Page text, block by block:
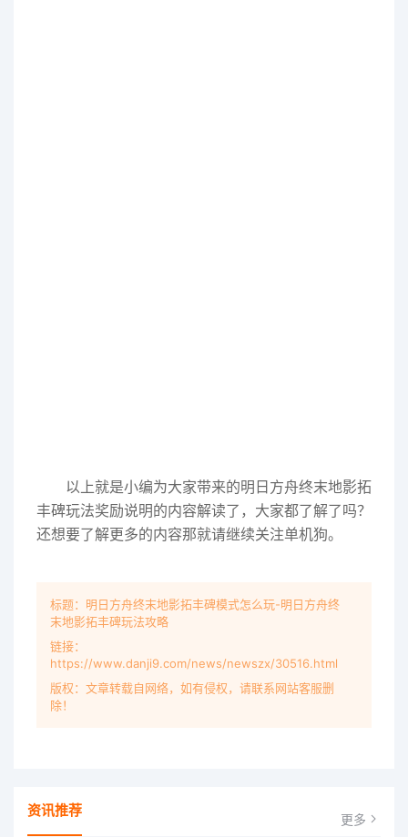
以上就是小编为大家带来的明日方舟终末地影拓
丰碑玩法奖励说明的内容解读了，大家都了解了吗？
还想要了解更多的内容那就请继续关注单机狗。
标题：明日方舟终末地影拓丰碑模式怎么玩-明日方舟终
末地影拓丰碑玩法攻略
链接：
https://www.danji9.com/news/newszx/30516.html
版权：文章转载自网络，如有侵权，请联系网站客服删
除！
资讯推荐 更多